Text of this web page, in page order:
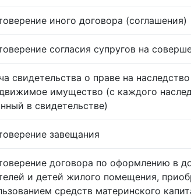
иного договора (соглашения)
согласия супругов на
свидетельства о праве на
имущество (с каждого
в свидетельстве)
завещания
договора по оформлению в
и детей жилого помещения,
средств материнского